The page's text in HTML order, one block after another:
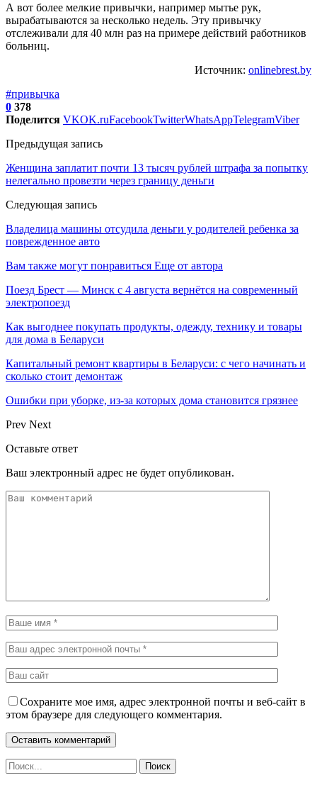
А вот более мелкие привычки, например мытье рук,
вырабатываются за несколько недель. Эту привычку
отслеживали для 40 млн раз на примере действий работников
больниц.
Источник: onlinebrest.by
#привычка
0 378
Поделится VKOK.ruFacebookTwitterWhatsAppTelegramViber
Предыдущая запись
Женщина заплатит почти 13 тысяч рублей штрафа за попытку
нелегально провезти через границу деньги
Следующая запись
Владелица машины отсудила деньги у родителей ребенка за
поврежденное авто
Вам также могут понравиться Еще от автора
Поезд Брест — Минск с 4 августа вернётся на современный
электропоезд
Как выгоднее покупать продукты, одежду, технику и товары
для дома в Беларуси
Капитальный ремонт квартиры в Беларуси: с чего начинать и
сколько стоит демонтаж
Ошибки при уборке, из-за которых дома становится грязнее
Prev Next
Оставьте ответ
Ваш электронный адрес не будет опубликован.
Сохраните мое имя, адрес электронной почты и веб-сайт в
этом браузере для следующего комментария.